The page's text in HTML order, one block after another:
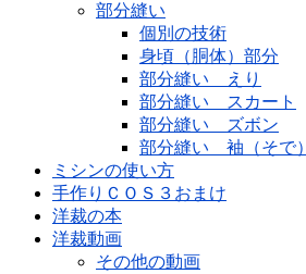
部分縫い
個別の技術
身頃（胴体）部分
部分縫い えり
部分縫い スカート
部分縫い ズボン
部分縫い 袖（そで）
ミシンの使い方
手作りＣＯＳ３おまけ
洋裁の本
洋裁動画
その他の動画